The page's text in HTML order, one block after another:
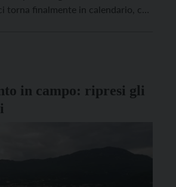
torna finalmente in calendario, con
in campo: ripresi gli